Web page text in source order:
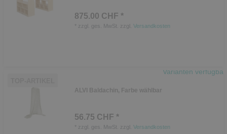
875.00 CHF *
zzgl. ges. MwSt. zzgl. Versandkosten
Varianten verfügbar
ALVI Baldachin, Farbe wählbar
56.75 CHF *
zzgl. ges. MwSt. zzgl. Versandkosten